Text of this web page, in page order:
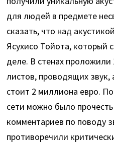
для людей в предмете
сказать, что над
Ясухисо Тойота, который
деле. В стенах проложили
листов, проводящих звук,
стоит 2 миллиона евро.
сети можно было
комментариев по поводу
противоречили